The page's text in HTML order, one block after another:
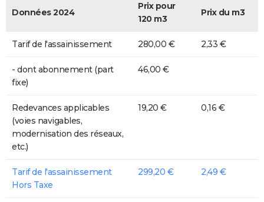
Données 2024
Prix pour
120 m3
Prix du m3
Tarif de l'assainissement 280,00 € 2,33 €
- dont abonnement (part
fixe)
46,00 €
Redevances applicables
(voies navigables,
modernisation des réseaux,
etc.)
19,20 € 0,16 €
Tarif de l'assainissement
Hors Taxe
299,20 € 2,49 €